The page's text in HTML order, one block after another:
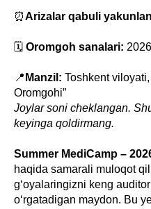
⏰Arizalar qabuli
🗓 Oromgoh sanalari:
📍 Manzil: Toshkent
Oromgohi”
Joylar soni cheklangan.
keyinga qoldirmang.
Summer MediCamp –
haqida samarali muloqot
g‘oyalaringizni keng
o‘rgatadigan maydon. Bu